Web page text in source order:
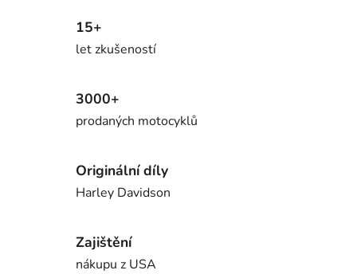
15+
let zkušeností
3000+
prodaných motocyklů
Originální díly
Harley Davidson
Zajištění
nákupu z USA